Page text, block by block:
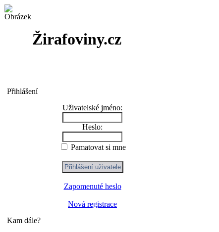
Žirafoviny.cz
Přihlášení
Uživatelské jméno:
Heslo:
Pamatovat si mne
Zapomenuté heslo
Nová registrace
Kam dále?